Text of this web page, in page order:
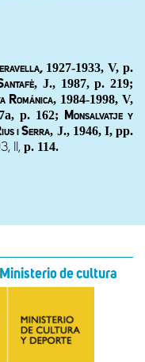
, 1927-1933, V, p.
, J., 1987, p. 219;
Románica, 1984-1998, V,
p. 162;
Monsalvatje y
i Serra, J., 1946, I, pp.
II, p. 114.
de cultura